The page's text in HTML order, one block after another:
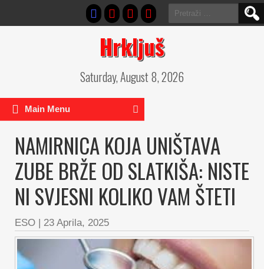
Pretraga:
Hrkljuš
Saturday, August 8, 2026
Main Menu
NAMIRNICA KOJA UNIŠTAVA
ZUBE BRŽE OD SLATKIŠA: NISTE
NI SVJESNI KOLIKO VAM ŠTETI
ESO | 23 Aprila, 2025